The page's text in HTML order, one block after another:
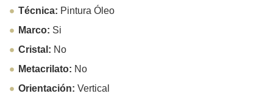
Técnica: Pintura Óleo
Marco: Si
Cristal: No
Metacrilato: No
Orientación: Vertical